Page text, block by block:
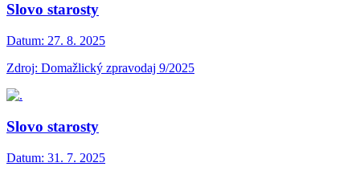
Slovo starosty
Datum: 27. 8. 2025
Zdroj: Domažlický zpravodaj 9/2025
Slovo starosty
Datum: 31. 7. 2025